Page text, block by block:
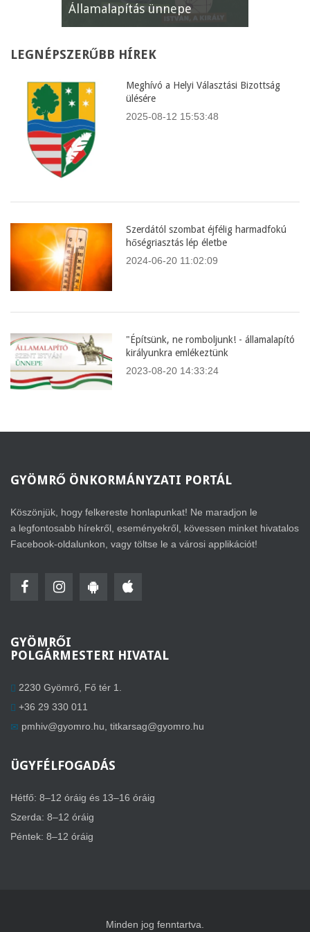
Államalapítás ünnepe
LEGNÉPSZERŰBB HÍREK
Meghívó a Helyi Választási Bizottság
ülésére
2025-08-12 15:53:48
Szerdától szombat éjfélig harmadfokú
hőségriasztás lép életbe
2024-06-20 11:02:09
"Építsünk, ne romboljunk! - államalapító
királyunkra emlékeztünk
2023-08-20 14:33:24
GYÖMRŐ ÖNKORMÁNYZATI PORTÁL
Köszönjük, hogy felkereste honlapunkat! Ne maradjon le
a legfontosabb hírekről, eseményekről, kövessen minket hivatalos
Facebook-oldalunkon, vagy töltse le a városi applikációt!
GYÖMRŐI
POLGÁRMESTERI HIVATAL
2230 Gyömrő, Fő tér 1.
+36 29 330 011
pmhiv@gyomro.hu titkarsag@gyomro.hu
ÜGYFÉLFOGADÁS
Hétfő: 8–12 óráig és 13–16 óráig
Szerda: 8–12 óráig
Péntek: 8–12 óráig
Minden jog fenntartva.